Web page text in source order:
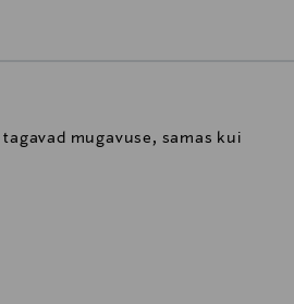
mugavuse, samas kui